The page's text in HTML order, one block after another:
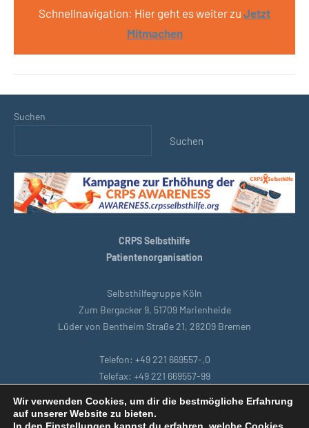
Schnellnavigation: Hier geht es weiter zu Jetzt
Mitmachen
Suchen
Suchen
CRPS Selbsthilfe
Patientenorganisation
Selbsthilfegruppe Köln
Zum Bergacker 9, 51709 Marienheide
Lüder von Bentheim Straße 21, 28209 Bremen
Telefon: +49 221 669557-,0
Telefax: +49 221 669557-99
Wir verwenden Cookies, um dir die bestmögliche Erfahrung
auf unserer Website zu bieten.